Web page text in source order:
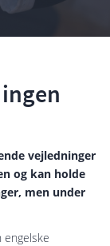
vejledninger
og kan holde
men under
engelske